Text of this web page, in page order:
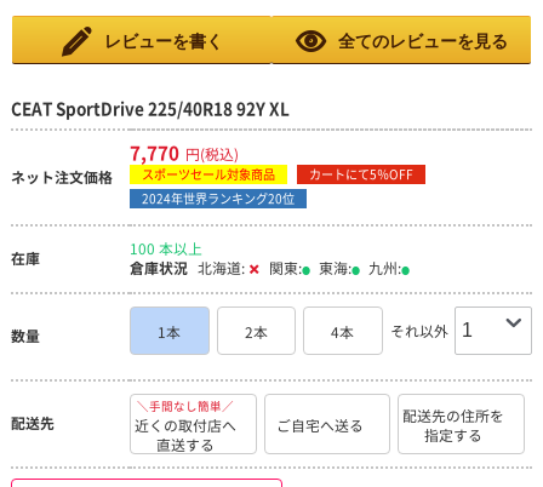
候補としてはありかと思います。
レビューを書く 全てのレビューを見る
CEAT SportDrive 225/40R18 92Y XL
ネット注文価格
7,770 円(税込)
スポーツセール対象商品
カートにて5％OFF
2024年世界ランキング20位
在庫
100 本以上
倉庫状況 北海道: 関東: 東海: 九州:
数量 1本 2本 4本 それ以外
配送先
＼手間なし簡単／
近くの取付店へ
直送する
ご自宅へ送る
配送先の住所を
指定する